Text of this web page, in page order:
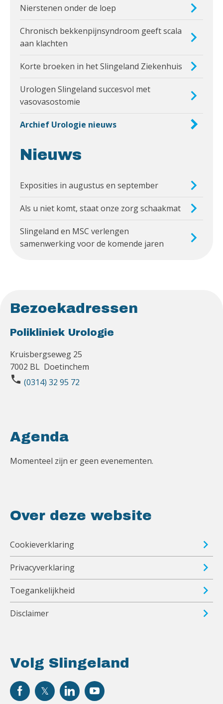
Nierstenen onder de loep
Chronisch bekkenpijnsyndroom geeft scala
aan klachten
Korte broeken in het Slingeland Ziekenhuis
Urologen Slingeland succesvol met
vasovasostomie
Archief Urologie nieuws
Nieuws
Exposities in augustus en september
Als u niet komt, staat onze zorg schaakmat
Slingeland en MSC verlengen
samenwerking voor de komende jaren
Bezoekadressen
Polikliniek Urologie
Kruisbergseweg 25
7002 BL Doetinchem
phone (0314) 32 95 72
Volg Slingeland
Agenda
Momenteel zijn er geen evenementen.
Over deze website
Cookieverklaring
Privacyverklaring
Toegankelijkheid
Disclaimer